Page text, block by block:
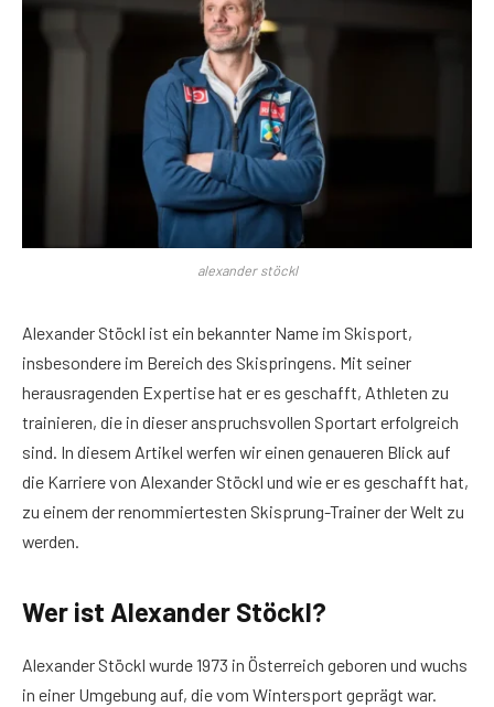
alexander stöckl
Alexander Stöckl ist ein bekannter Name im Skisport,
insbesondere im Bereich des Skispringens. Mit seiner
herausragenden Expertise hat er es geschafft, Athleten zu
trainieren, die in dieser anspruchsvollen Sportart erfolgreich
sind. In diesem Artikel werfen wir einen genaueren Blick auf
die Karriere von Alexander Stöckl und wie er es geschafft hat,
zu einem der renommiertesten Skisprung-Trainer der Welt zu
werden.
Wer ist Alexander Stöckl?
Alexander Stöckl wurde 1973 in Österreich geboren und wuchs
in einer Umgebung auf, die vom Wintersport geprägt war.